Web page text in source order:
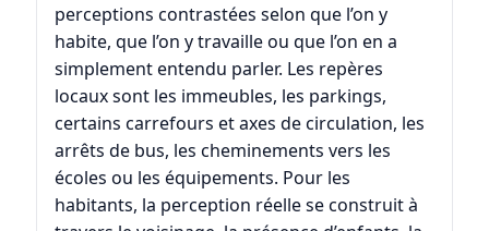
perceptions contrastées selon que l’on y
habite, que l’on y travaille ou que l’on en a
simplement entendu parler. Les repères
locaux sont les immeubles, les parkings,
certains carrefours et axes de circulation, les
arrêts de bus, les cheminements vers les
écoles ou les équipements. Pour les
habitants, la perception réelle se construit à